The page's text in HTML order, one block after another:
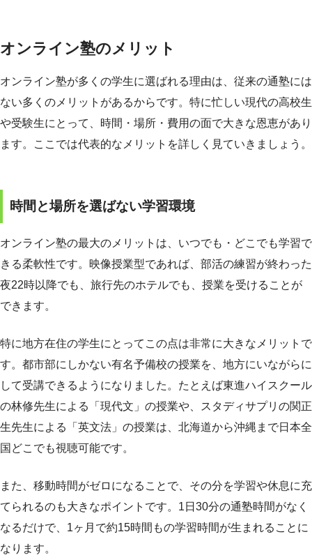
オンライン塾のメリット
オンライン塾が多くの学生に選ばれる理由は、従来の通塾には
ない多くのメリットがあるからです。特に忙しい現代の高校生
や受験生にとって、時間・場所・費用の面で大きな恩恵があり
ます。ここでは代表的なメリットを詳しく見ていきましょう。
時間と場所を選ばない学習環境
オンライン塾の最大のメリットは、いつでも・どこでも学習で
きる柔軟性です。映像授業型であれば、部活の練習が終わった
夜22時以降でも、旅行先のホテルでも、授業を受けることが
できます。
特に地方在住の学生にとってこの点は非常に大きなメリットで
す。都市部にしかない有名予備校の授業を、地方にいながらに
して受講できるようになりました。たとえば東進ハイスクール
の林修先生による「現代文」の授業や、スタディサプリの関正
生先生による「英文法」の授業は、北海道から沖縄まで日本全
国どこでも視聴可能です。
また、移動時間がゼロになることで、その分を学習や休息に充
てられるのも大きなポイントです。1日30分の通塾時間がなく
なるだけで、1ヶ月で約15時間もの学習時間が生まれることに
なります。